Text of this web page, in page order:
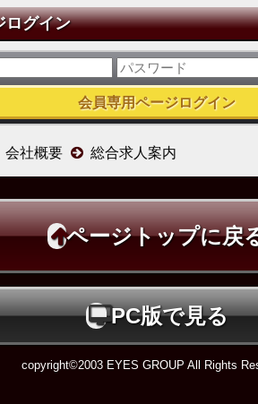
ログイン
会社概要 総合求人案内
ページトップに戻
PC版で見る
copyright©2003 EYES GROUP All Rights